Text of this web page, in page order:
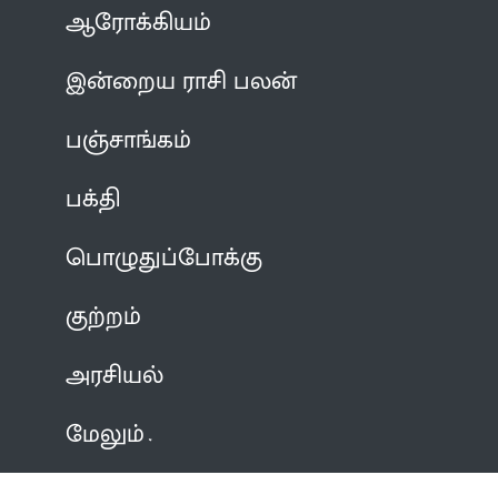
ஆரோக்கியம்
இன்றைய ராசி பலன்
பஞ்சாங்கம்
பக்தி
பொழுதுப்போக்கு
குற்றம்
அரசியல்
மேலும்